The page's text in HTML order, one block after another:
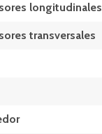
longitudinales
transversales